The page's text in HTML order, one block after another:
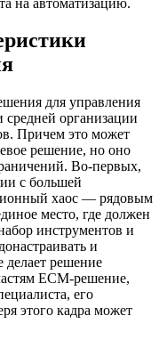
для управления
организации
Причем это может
решение, но оно
Во-первых,
с большей
хаос — рядовым
место, где должен
инструментов и
и
делает решение
ECM-решение,
его
этого кадра может